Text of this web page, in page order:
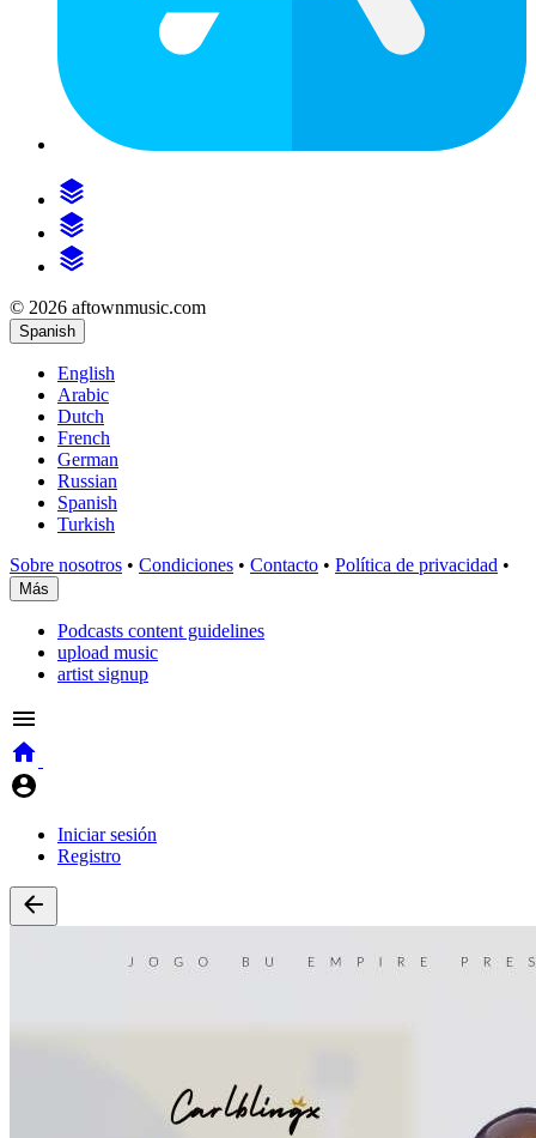
© 2026 aftownmusic.com
Spanish
English
Arabic
Dutch
French
German
Russian
Spanish
Turkish
Sobre nosotros • Condiciones • Contacto • Política de privacidad •
Más
Podcasts content guidelines
upload music
artist signup
Iniciar sesión
Registro